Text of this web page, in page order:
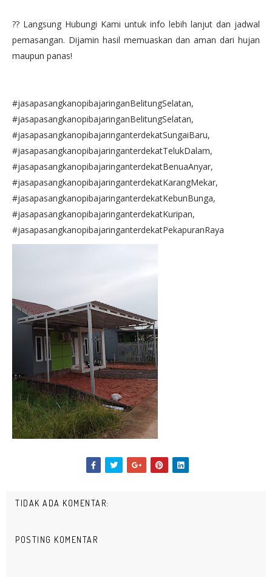
?? Langsung Hubungi Kami untuk info lebih lanjut dan jadwal
pemasangan. Dijamin hasil memuaskan dan aman dari hujan
maupun panas!
#jasapasangkanopibajaringanBelitungSelatan,
#jasapasangkanopibajaringanBelitungSelatan,
#jasapasangkanopibajaringanterdekatSungaiBaru,
#jasapasangkanopibajaringanterdekatTelukDalam,
#jasapasangkanopibajaringanterdekatBenuaAnyar,
#jasapasangkanopibajaringanterdekatKarangMekar,
#jasapasangkanopibajaringanterdekatKebunBunga,
#jasapasangkanopibajaringanterdekatKuripan,
#jasapasangkanopibajaringanterdekatPekapuranRaya
TIDAK ADA KOMENTAR:
POSTING KOMENTAR